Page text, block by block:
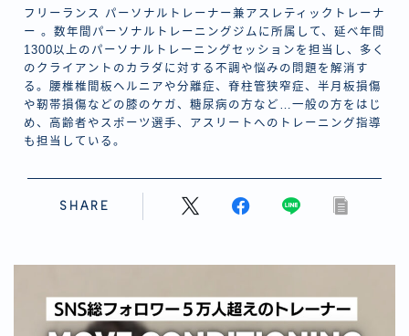
フリーランス パーソナルトレーナー兼アスレティックトレーナ
ー 。数年間パーソナルトレーニングジムに所属して、延べ年間
1300以上のパーソナルトレーニングセッションを担当し、多く
のクライアントのカラダに対する不調や悩みの問題を解消す
る。腰椎椎間板ヘルニアや分離症、脊柱管狭窄症、半月板損傷
や靭帯損傷などの膝のケガ、糖尿病の方など…一般の方をはじ
め、高齢者やスポーツ選手、アスリートへのトレーニング指導
も担当している。
SHARE